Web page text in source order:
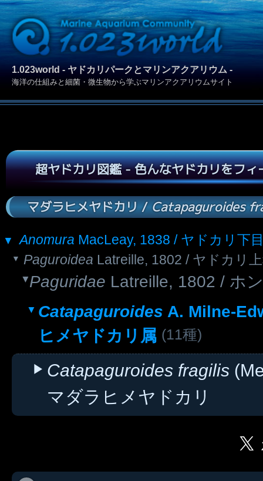
1.023world - ヤドカリパークとマリンアクアリウム -
海洋の仕組みと細菌・微生物から学ぶマリンアクアリウムサイト
超ヤドカリ図鑑 - 色んなヤドカリをフ
マダラヒメヤドカリ /Catapaguroides
Anomura MacLeay, 1838 / ヤドカリ下
Paguroidea Latreille, 1802 / ヤドカリ
Paguridae Latreille, 1802 / ホ
Catapaguroides A. Milne-
ヒメヤドカリ属 (11種)
Catapaguroides fragilis
マダラヒメヤドカリ